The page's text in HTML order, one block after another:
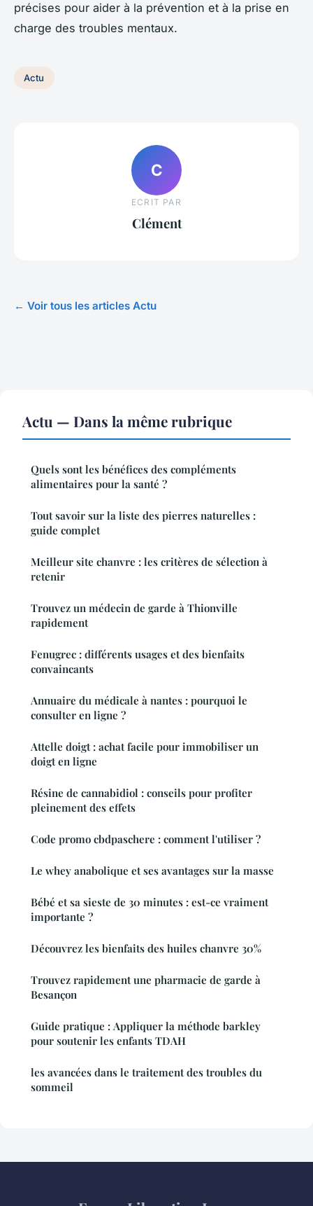
précises pour aider à la prévention et à la prise en
charge des troubles mentaux.
Actu
C
ECRIT PAR
Clément
← Voir tous les articles Actu
Actu — Dans la même rubrique
Quels sont les bénéfices des compléments
alimentaires pour la santé ?
Tout savoir sur la liste des pierres naturelles :
guide complet
Meilleur site chanvre : les critères de sélection à
retenir
Trouvez un médecin de garde à Thionville
rapidement
Fenugrec : différents usages et des bienfaits
convaincants
Annuaire du médicale à nantes : pourquoi le
consulter en ligne ?
Attelle doigt : achat facile pour immobiliser un
doigt en ligne
Résine de cannabidiol : conseils pour profiter
pleinement des effets
Code promo cbdpaschere : comment l'utiliser ?
Le whey anabolique et ses avantages sur la masse
Bébé et sa sieste de 30 minutes : est-ce vraiment
importante ?
Découvrez les bienfaits des huiles chanvre 30%
Trouvez rapidement une pharmacie de garde à
Besançon
Guide pratique : Appliquer la méthode barkley
pour soutenir les enfants TDAH
les avancées dans le traitement des troubles du
sommeil